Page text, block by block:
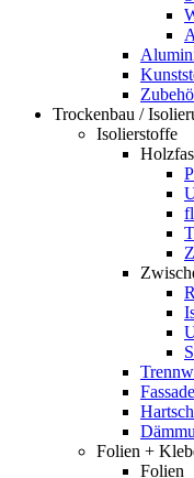
Trockenbau /
Isolierstoffe
Folien +
Folien